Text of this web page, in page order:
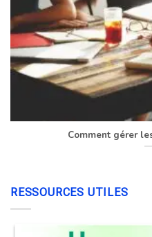
Comment gérer
RESSOURCES UTILES